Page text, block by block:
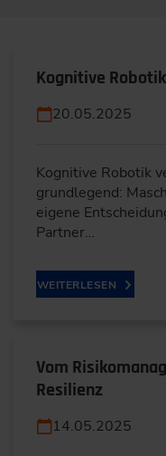
Kognitive
20.05.2025
Kognitive Robotik
grundlegend:
eigene
Partner…
WEITERLESEN
Vom
Resilienz
14.05.2025